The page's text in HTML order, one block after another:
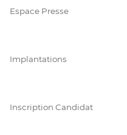
Espace Presse
Implantations
Inscription Candidat